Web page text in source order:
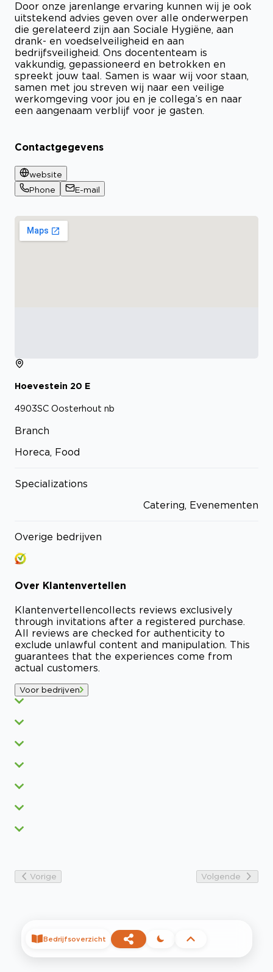
Door onze jarenlange ervaring kunnen wij je ook
uitstekend advies geven over alle onderwerpen
die gerelateerd zijn aan Sociale Hygiëne, aan
drank- en voedselveiligheid en aan
bedrijfsveiligheid. Ons docententeam is
vakkundig, gepassioneerd en betrokken en
spreekt jouw taal. Samen is waar wij voor staan,
samen met jou streven wij naar een veilige
werkomgeving voor jou en je collega’s en naar
een aangenaam verblijf voor je gasten.
Contactgegevens
website
Phone
E-mail
Hoevestein 20 E
4903SC Oosterhout nb
Branch
Horeca, Food
Specializations
Catering, Evenementen
Overige bedrijven
Over Klantenvertellen
Klantenvertellencollects reviews exclusively
through invitations after a registered purchase.
All reviews are checked for authenticity to
exclude unlawful content and manipulation. This
guarantees that the experiences come from
actual customers.
Voor bedrijven
Vorige Volgende
Bedrijfsoverzicht